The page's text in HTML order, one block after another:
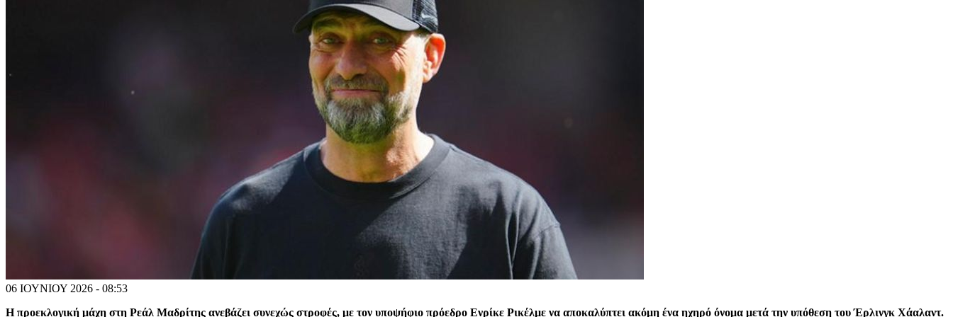
06 ΙΟΥΝΙΟΥ 2026 - 08:53
Η προεκλογική μάχη στη Ρεάλ Μαδρίτης ανεβάζει συνεχώς στροφές, με τον υποψήφιο πρόεδρο Ενρίκε Ρικέλμε να αποκαλύπτει ακόμη ένα ηχηρό όνομα μετά την υπόθεση του Έρλινγκ Χάαλαντ.